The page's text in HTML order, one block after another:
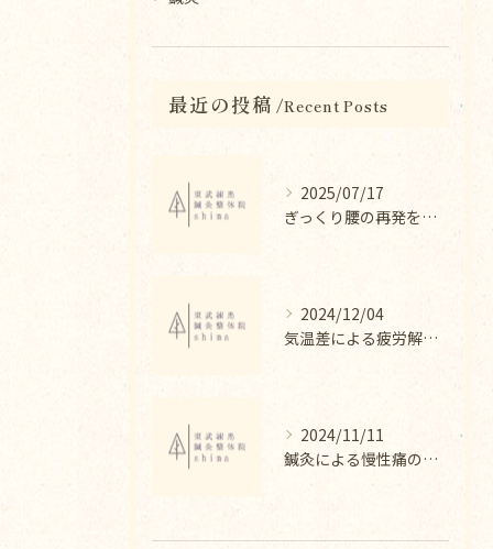
最近の投稿 Recent Posts
2025/07/17
ぎっくり腰の再発を防ぐ整体法
2024/12/04
気温差による疲労解消法と整体
2024/11/11
鍼灸による慢性痛の改善法